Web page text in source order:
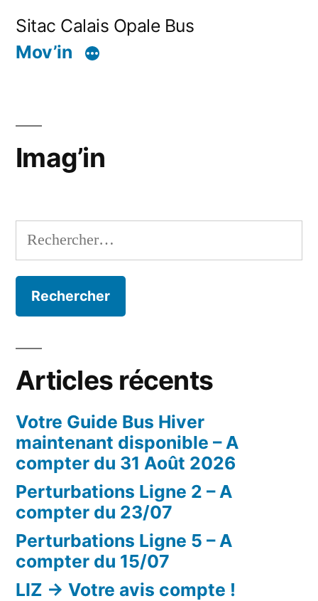
Sitac Calais Opale Bus
Mov’in
Imag’in
Rechercher :
Articles récents
Votre Guide Bus Hiver
maintenant disponible – A
compter du 31 Août 2026
Perturbations Ligne 2 – A
compter du 23/07
Perturbations Ligne 5 – A
compter du 15/07
LIZ -> Votre avis compte !